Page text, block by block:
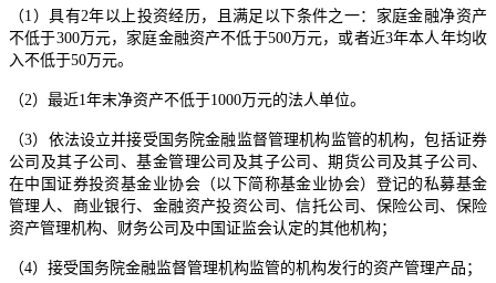
（1）具有2年以上投资经历，且满足以下条件之一：家庭金融净资产
不低于300万元，家庭金融资产不低于500万元，或者近3年本人年均收
入不低于50万元。
（2）最近1年末净资产不低于1000万元的法人单位。
（3）依法设立并接受国务院金融监督管理机构监管的机构，包括证券
公司及其子公司、基金管理公司及其子公司、期货公司及其子公司、
在中国证券投资基金业协会（以下简称基金业协会）登记的私募基金
管理人、商业银行、金融资产投资公司、信托公司、保险公司、保险
资产管理机构、财务公司及中国证监会认定的其他机构；
（4）接受国务院金融监督管理机构监管的机构发行的资产管理产品；